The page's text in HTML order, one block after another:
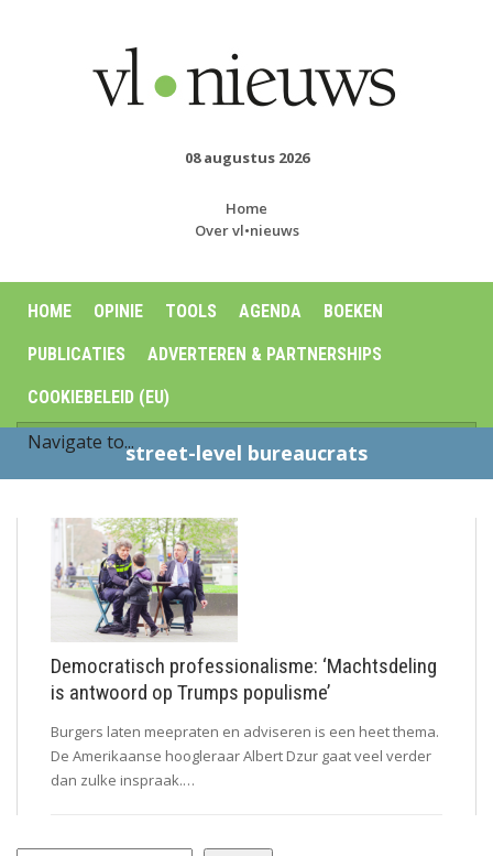
08 augustus 2026
Home
Over vl•nieuws
HOME OPINIE TOOLS AGENDA BOEKEN
PUBLICATIES ADVERTEREN & PARTNERSHIPS
COOKIEBELEID (EU)
street-level bureaucrats
Democratisch professionalisme: ‘Machtsdeling
is antwoord op Trumps populisme’
Burgers laten meepraten en adviseren is een heet thema.
De Amerikaanse hoogleraar Albert Dzur gaat veel verder
dan zulke inspraak.…